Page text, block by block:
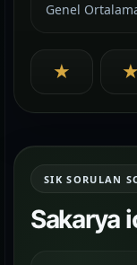
Genel
★ ★
SIK SORULAN
Sakarya